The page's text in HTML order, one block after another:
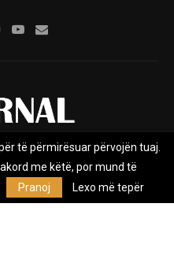
Marketing
Policy
e pavarur, e themeluar në vitin
të përmirësuar përvojën tuaj.
me këtë, por mund të
Pranoj Lexo më tepër